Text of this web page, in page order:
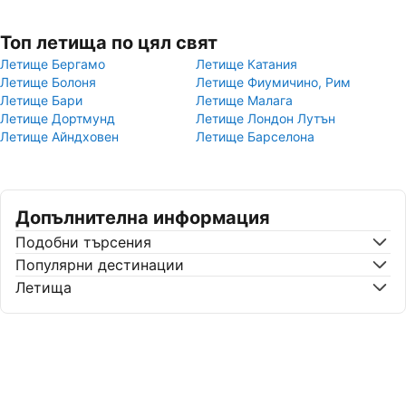
Топ летища по цял свят
Летище Бергамо
Летище Катания
Летище Болоня
Летище Фиумичино, Рим
Летище Бари
Летище Малага
Летище Дортмунд
Летище Лондон Лутън
Летище Айндховен
Летище Барселона
Допълнителна информация
Подобни търсения
Популярни дестинации
Летища